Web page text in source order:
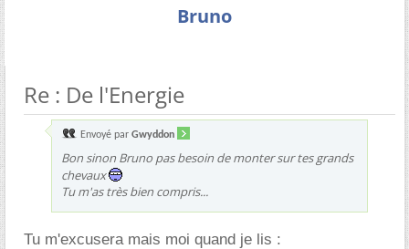
Bruno
Re : De l'Energie
Envoyé par Gwyddon
Bon sinon Bruno pas besoin de monter sur tes grands
chevaux
Tu m'as très bien compris...
Tu m'excusera mais moi quand je lis :